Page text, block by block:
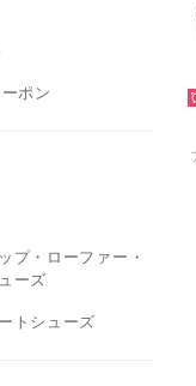
ポン
プ・ローファー・
ーズ
トシューズ